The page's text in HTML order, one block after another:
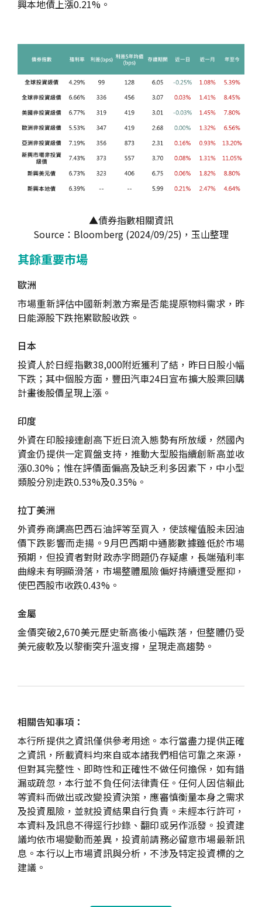
興本地債上漲0.21%。
▲債券指數相關資訊
Source：Bloomberg (2024/09/25)，玉山整理
其餘重要市場
歐洲
市場重新評估中國新刺激方案是否能提原物料需求，昨
日能源股下跌拖累歐股收跌。
日本
投資人於日經指數38,000附近獲利了結，昨日日股小幅
下跌；其中個股方面，豐田汽車24日宣布擴大股票回購
計畫後股價呈現上漲。
印度
外資在印股接連創高下近日流入態勢有所放緩，然國內
資金仍提供一定買盤支持，推動大型股指續創新高並收
漲0.30%；惟在評價面偏高及缺乏利多因素下，中小型
類股分別走跌0.53%及0.35%。
拉丁美洲
外資券商調高巴西石油評等至買入，使該權值股未因油
價下跌影響而走揚。9月巴西期中通膨數據雖低於市場
預期，但投資者對財政赤字問題仍存疑慮，長端殖利率
曲線未有明顯滑落，市場整體風險偏好持續遭受壓抑，
使巴西股市收跌0.43%。
金屬
金價突破2,670美元歷史新高後小幅跌落，但整體仍受
美元疲軟及以黎衝突升溫支撐，呈現走高趨勢。
相關告知事項：
本行所提供之資訊僅供參考用途。本行當盡力提供正確
之資訊，所載資料均來自或本諸我們相信可靠之來源，
但對其完整性、即時性和正確性不做任何擔保，如有錯
漏或疏忽，本行並不負任何法律責任。任何人因信賴此
等資料而做出或改變投資決策，應審慎衡量本身之需求
及投資風險，並就投資結果自行負責。未經本行許可，
本資料及訊息不得逕行抄錄、翻印或另作派發。投資建
議均依市場變動而差異，投資前請務必留意市場最新訊
息。本行以上市場資訊與分析，不涉及特定投資標的之
建議。